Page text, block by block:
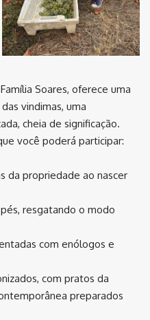
Soares, oferece uma
vindimas, uma
cheia de significação.
você poderá participar:
da propriedade ao nascer
resgatando o modo
com enólogos e
com pratos da
preparados